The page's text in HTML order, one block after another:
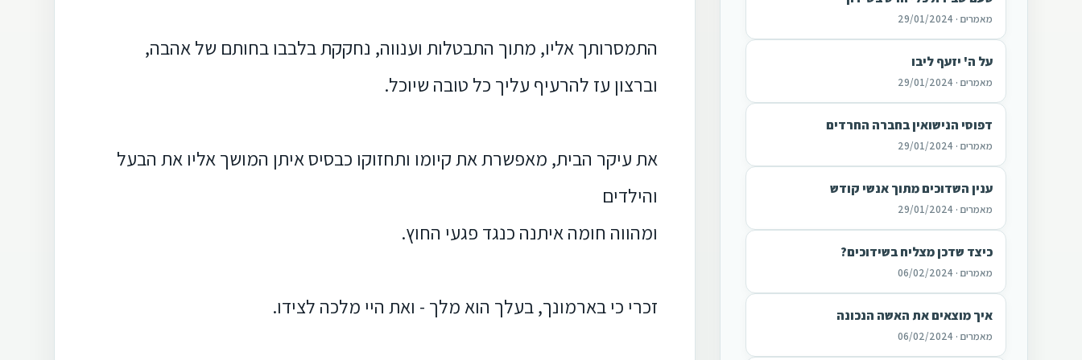
מאמרים · 29/01/2024
על ה' יזעף ליבו
מאמרים · 29/01/2024
דפוסי הנישואין בחברה החרדים
מאמרים · 29/01/2024
ענין השדוכים מתוך אנשי קודש
מאמרים · 29/01/2024
כיצד שדכן מצליח בשידוכים?
מאמרים · 06/02/2024
איך מוצאים את האשה הנכונה
מאמרים · 06/02/2024
התמסרותך אליו, מתוך התבטלות וענווה, נחקקת בלבבו בחותם של אהבה,
וברצון עז להרעיף עליך כל טובה שיוכל.
את עיקר הבית, מאפשרת את קיומו ותחזוקו כבסיס איתן המושך אליו את הבעל
והילדים
ומהווה חומה איתנה כנגד פגעי החוץ.
זכרי כי בארמונך, בעלך הוא מלך - ואת היי מלכה לצידו.